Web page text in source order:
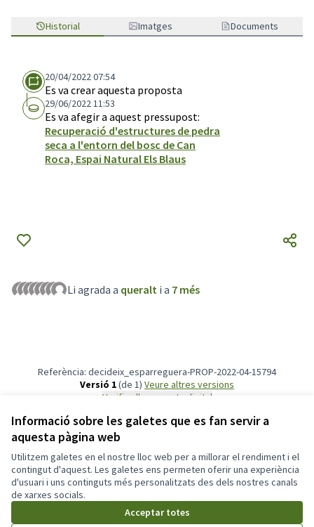
Informació sobre les galetes que es fan servir a
aquesta pàgina web
Utilitzem galetes en el nostre lloc web per a millorar el rendiment i el
contingut d'aquest. Les galetes ens permeten oferir una experiència
d'usuari i uns continguts més personalitzats des dels nostres canals
de xarxes socials.
Acceptar totes
Historial Imatges Documents
20/04/2022 07:54
Es va crear aquesta proposta
29/06/2022 11:53
Es va afegir a aquest pressupost:
Recuperació d'estructures de pedra
seca a l'entorn del bosc de Can
Roca, Espai Natural Els Blaus
Li agrada a queralt i a 7 més
Referència: decideix_esparreguera-PROP-2022-04-15794
Versió 1(de 1)
veure altres versions
Verifica l'empremta digital
Termes i condicions d'ús
Configuració de les galetes
Participa311 decideix.esparreguera.cat a X
(Enllaç extern)
Participa311 decideix.esparreguera.cat a Facebook
(Enllaç extern)
Participa311 decideix.esparreguera.cat a Instagram
(Enllaç extern)
Participa311 decideix.esparreguera.cat a YouTube
(Enllaç extern)
Triar la llenguaElegir el idioma